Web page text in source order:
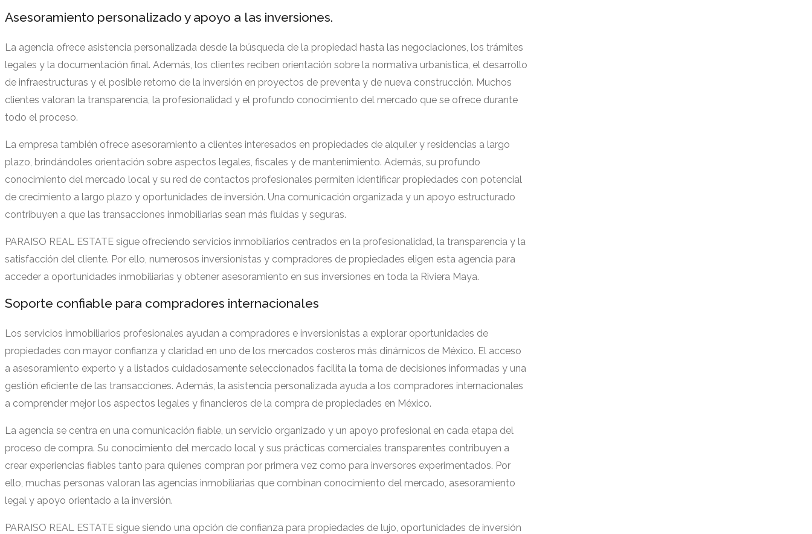
Asesoramiento personalizado y apoyo a las inversiones.
La agencia ofrece asistencia personalizada desde la búsqueda de la propiedad hasta las negociaciones, los trámites
legales y la documentación final. Además, los clientes reciben orientación sobre la normativa urbanística, el desarrollo
de infraestructuras y el posible retorno de la inversión en proyectos de preventa y de nueva construcción. Muchos
clientes valoran la transparencia, la profesionalidad y el profundo conocimiento del mercado que se ofrece durante
todo el proceso.
La empresa también ofrece asesoramiento a clientes interesados en propiedades de alquiler y residencias a largo
plazo, brindándoles orientación sobre aspectos legales, fiscales y de mantenimiento. Además, su profundo
conocimiento del mercado local y su red de contactos profesionales permiten identificar propiedades con potencial
de crecimiento a largo plazo y oportunidades de inversión. Una comunicación organizada y un apoyo estructurado
contribuyen a que las transacciones inmobiliarias sean más fluidas y seguras.
PARAISO REAL ESTATE sigue ofreciendo servicios inmobiliarios centrados en la profesionalidad, la transparencia y la
satisfacción del cliente. Por ello, numerosos inversionistas y compradores de propiedades eligen esta agencia para
acceder a oportunidades inmobiliarias y obtener asesoramiento en sus inversiones en toda la Riviera Maya.
Soporte confiable para compradores internacionales
Los servicios inmobiliarios profesionales ayudan a compradores e inversionistas a explorar oportunidades de
propiedades con mayor confianza y claridad en uno de los mercados costeros más dinámicos de México. El acceso
a asesoramiento experto y a listados cuidadosamente seleccionados facilita la toma de decisiones informadas y una
gestión eficiente de las transacciones. Además, la asistencia personalizada ayuda a los compradores internacionales
a comprender mejor los aspectos legales y financieros de la compra de propiedades en México.
La agencia se centra en una comunicación fiable, un servicio organizado y un apoyo profesional en cada etapa del
proceso de compra. Su conocimiento del mercado local y sus prácticas comerciales transparentes contribuyen a
crear experiencias fiables tanto para quienes compran por primera vez como para inversores experimentados. Por
ello, muchas personas valoran las agencias inmobiliarias que combinan conocimiento del mercado, asesoramiento
legal y apoyo orientado a la inversión.
PARAISO REAL ESTATE sigue siendo una opción de confianza para propiedades de lujo, oportunidades de inversión